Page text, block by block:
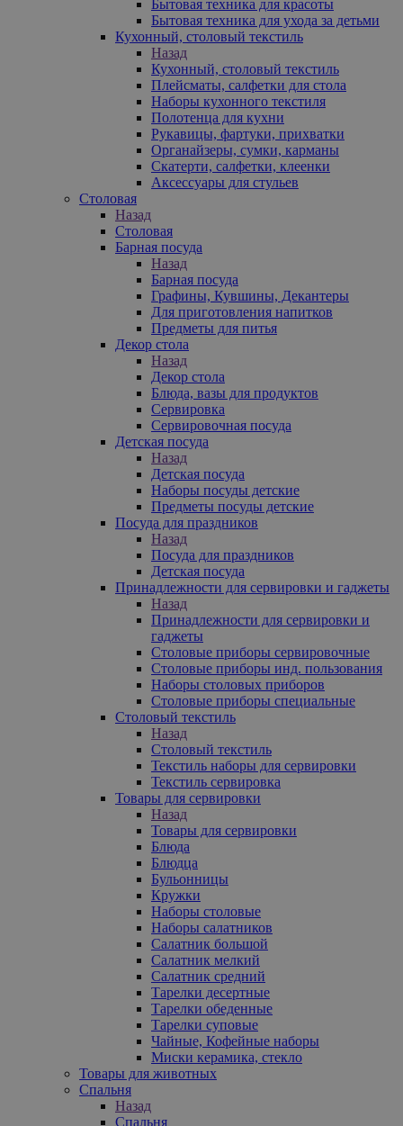
Бытовая техника для красоты
Бытовая техника для ухода за детьми
Кухонный, столовый текстиль
Назад
Кухонный, столовый текстиль
Плейсматы, салфетки для стола
Наборы кухонного текстиля
Полотенца для кухни
Рукавицы, фартуки, прихватки
Органайзеры, сумки, карманы
Скатерти, салфетки, клеенки
Аксессуары для стульев
Столовая
Назад
Столовая
Барная посуда
Назад
Барная посуда
Графины, Кувшины, Декантеры
Для приготовления напитков
Предметы для питья
Декор стола
Назад
Декор стола
Блюда, вазы для продуктов
Сервировка
Сервировочная посуда
Детская посуда
Назад
Детская посуда
Наборы посуды детские
Предметы посуды детские
Посуда для праздников
Назад
Посуда для праздников
Детская посуда
Принадлежности для сервировки и гаджеты
Назад
Принадлежности для сервировки и
гаджеты
Столовые приборы сервировочные
Столовые приборы инд. пользования
Наборы столовых приборов
Столовые приборы специальные
Столовый текстиль
Назад
Столовый текстиль
Текстиль наборы для сервировки
Текстиль сервировка
Товары для сервировки
Назад
Товары для сервировки
Блюда
Блюдца
Бульонницы
Кружки
Наборы столовые
Наборы салатников
Салатник большой
Салатник мелкий
Салатник средний
Тарелки десертные
Тарелки обеденные
Тарелки суповые
Чайные, Кофейные наборы
Миски керамика, стекло
Товары для животных
Спальня
Назад
Спальня